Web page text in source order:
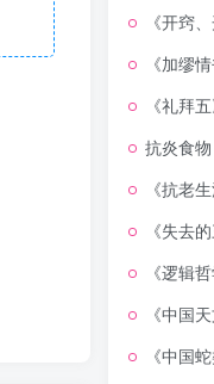
《开窍
《加缪
《礼拜
抗炎食
《抗老
《失去的三
《逻辑哲学
《中国天文
《中国